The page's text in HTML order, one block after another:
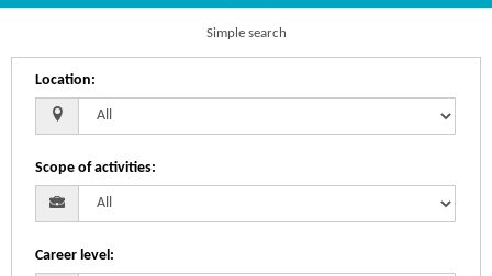
Simple search
Location:
Scope of activities:
Career level: